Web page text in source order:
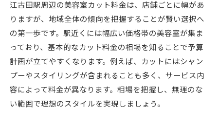
江古田駅周辺の美容室カット料金は、店舗ごとに幅があ
りますが、地域全体の傾向を把握することが賢い選択へ
の第一歩です。駅近くには幅広い価格帯の美容室が集ま
っており、基本的なカット料金の相場を知ることで予算
計画が立てやすくなります。例えば、カットにはシャン
プーやスタイリングが含まれることも多く、サービス内
容によって料金が異なります。相場を把握し、無理のな
い範囲で理想のスタイルを実現しましょう。